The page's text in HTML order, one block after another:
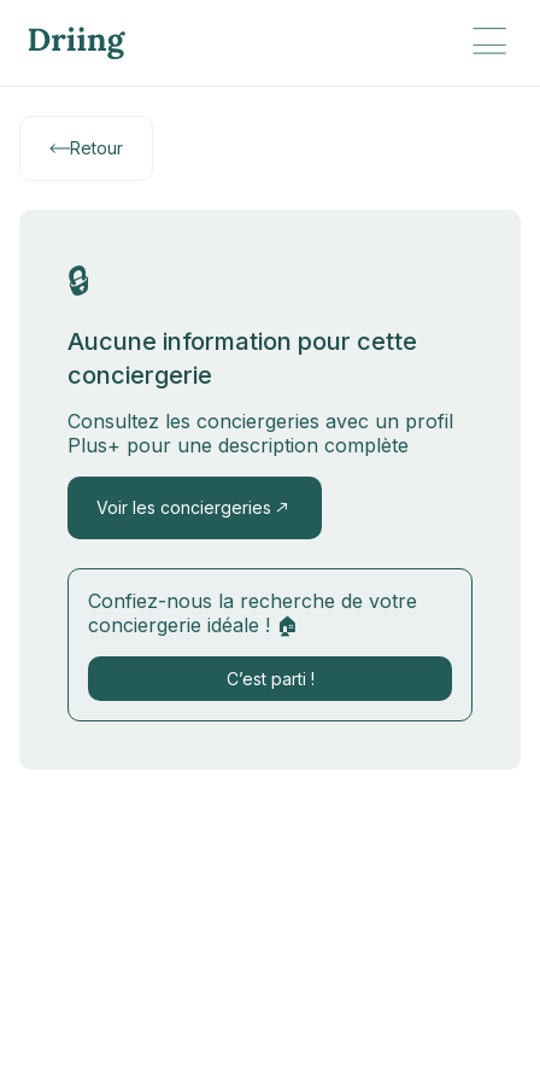
Retour
🔒
Aucune information pour cette
conciergerie
Consultez les conciergeries avec un profil
Plus+ pour une description complète
Voir les conciergeries
Confiez-nous la recherche de votre
conciergerie idéale ! 🏠
C’est parti !